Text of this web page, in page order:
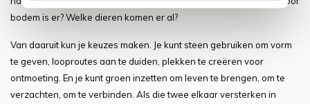
bodem is er? Welke dieren komen er al?
Van daaruit kun je keuzes maken. Je kunt steen gebruiken om vorm
te geven, looproutes aan te duiden, plekken te creëren voor
ontmoeting. En je kunt groen inzetten om leven te brengen, om te
verzachten, om te verbinden. Als die twee elkaar versterken in